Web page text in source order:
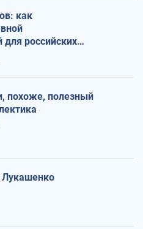
как
российских
похоже, полезный